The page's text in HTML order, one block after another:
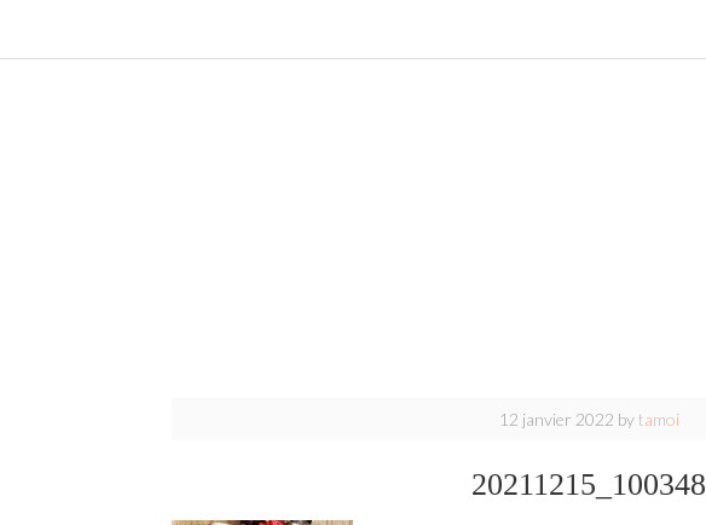
12 janvier 2022 bytamoi
20211215_100348